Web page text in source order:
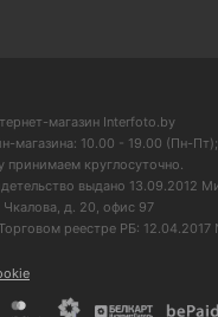
магазин Interfoto.by
магазина: 10.00 - 19.00 (Пн-
принимаем круглосуточно.
выдано 13.09.2012
д. 20, офис 97
реестре РБ: